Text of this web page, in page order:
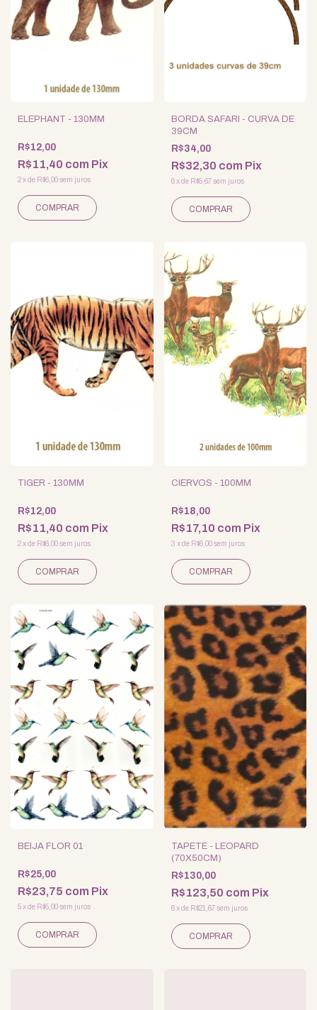
ELEPHANT - 130MM
R$12,00
R$11,40 com Pix
2xde R$6,00sem juros
BORDA SAFARI - CURVA DE
39CM
R$34,00
R$32,30 com Pix
6 xde R$5,67 sem juros
TIGER - 130MM
R$12,00
R$11,40 com Pix
2xde R$6,00sem juros
CIERVOS - 100MM
R$18,00
R$17,10 com Pix
3 xde R$6,00 sem juros
BEIJA FLOR 01
R$25,00
R$23,75 com Pix
5xde R$5,00sem juros
TAPETE - LEOPARD
(70X50CM)
R$130,00
R$123,50 com Pix
6 xde R$21,67 sem juros